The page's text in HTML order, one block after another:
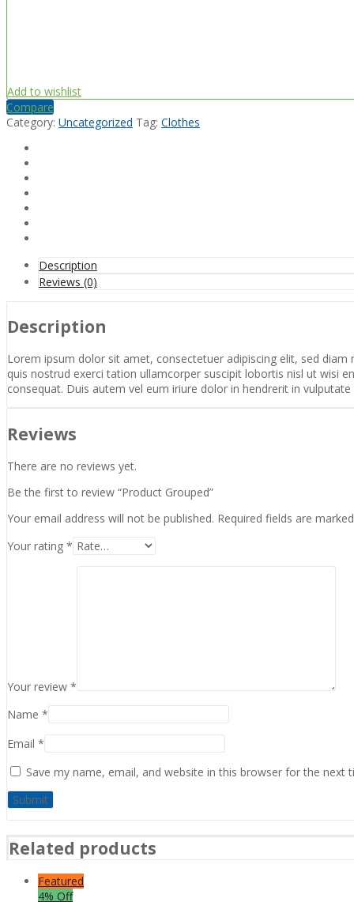
Add to wishlist
Compare
Category: Uncategorized Tag: Clothes
Description
Reviews (0)
Description
Lorem ipsum dolor sit amet, consectetuer adipiscing elit, sed
quis nostrud exerci tation ullamcorper suscipit lobortis nisl ut wisi
consequat. Duis autem vel eum iriure dolor in hendrerit in
Reviews
There are no reviews yet.
Be the first to review “Product Grouped”
Your email address will not be published. Required fields are
Your rating *
Your review *
Name *
Email *
Save my name, email, and website in this browser for the next
Related products
Featured
4% Off